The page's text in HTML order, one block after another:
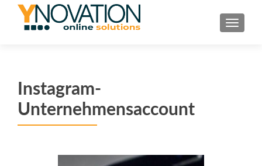
Instagram-
Unternehmensaccount